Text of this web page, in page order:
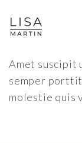
Amet suscipit
semper
molestie quis